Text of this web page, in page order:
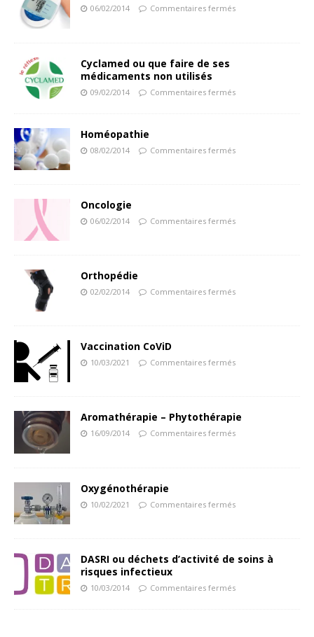
06/02/2014 Commentaires fermés
Cyclamed ou que faire de ses
médicaments non utilisés
09/02/2014 Commentaires fermés
Homéopathie
08/02/2014 Commentaires fermés
Oncologie
06/02/2014 Commentaires fermés
Orthopédie
02/02/2014 Commentaires fermés
Vaccination CoViD
10/03/2021 Commentaires fermés
Aromathérapie – Phytothérapie
16/09/2014 Commentaires fermés
Oxygénothérapie
10/02/2021 Commentaires fermés
DASRI ou déchets d’activité de soins à
risques infectieux
10/03/2014 Commentaires fermés